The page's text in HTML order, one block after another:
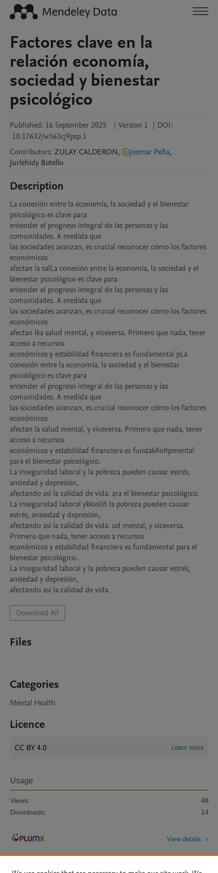
Factores clave en la
relación economía,
sociedad y bienestar
psicológico
Published: 16 September 2025 | Version 1 | DOI:
10.17632/w563cj9psp.1
Contributors: ZULAY CALDERON, Josmar Peña,
Jurlehidy Botello
Description
La conexión entre la economía, la sociedad y el bienestar
psicológico es clave para
entender el progreso integral de las personas y las
comunidades. A medida que
las sociedades avanzan, es crucial reconocer cómo los factores
económicos
afectan la salLa conexión entre la economía, la sociedad y el
bienestar psicológico es clave para
entender el progreso integral de las personas y las
comunidades. A medida que
las sociedades avanzan, es crucial reconocer cómo los factores
económicos
afectan lka salud mental, y viceversa. Primero que nada, tener
acceso a recursos
económicos y estabilidad financiera es fundamental pLa
conexión entre la economía, la sociedad y el bienestar
psicológico es clave para
entender el progreso integral de las personas y las
comunidades. A medida que
las sociedades avanzan, es crucial reconocer cómo los factores
económicos
afectan la salud mental, y viceversa. Primero que nada, tener
acceso a recursos
económicos y estabilidad financiera es fundakñoñpmental
para el bienestar psicológico.
La inseguridad laboral y la pobreza pueden causar estrés,
ansiedad y depresión,
afectando así la calidad de vida. ara el bienestar psicológico.
La inseguridad laboral ykkioliñ la pobreza pueden causar
estrés, ansiedad y depresión,
afectando así la calidad de vida. ud mental, y viceversa.
Primero que nada, tener acceso a recursos
económicos y estabilidad financiera es fundamental para el
bienestar psicológico.
La inseguridad laboral y la pobreza pueden causar estrés,
ansiedad y depresión,
afectando así la calidad de vida.
Download All
Files
Categories
Mental Health
Licence
CC BY 4.0 Learn more
Usage
Views:
48
Downloads:
14
View details